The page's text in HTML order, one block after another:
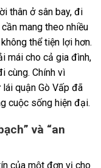
thân ở sân bay, đi
mang theo nhiều
thể tiện lợi hơn.
mái cho cả gia đình,
cùng. Chính vì
quận Gò Vấp đã
cuộc sống hiện đại.
và “an
của một đơn vị cho